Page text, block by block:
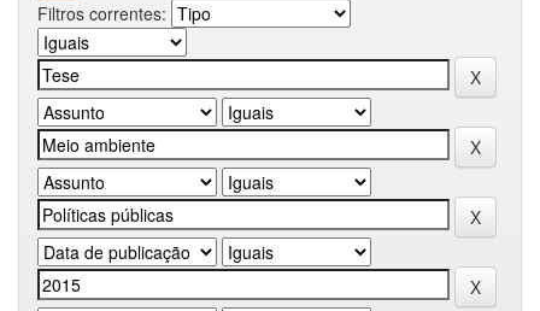
Filtros correntes: